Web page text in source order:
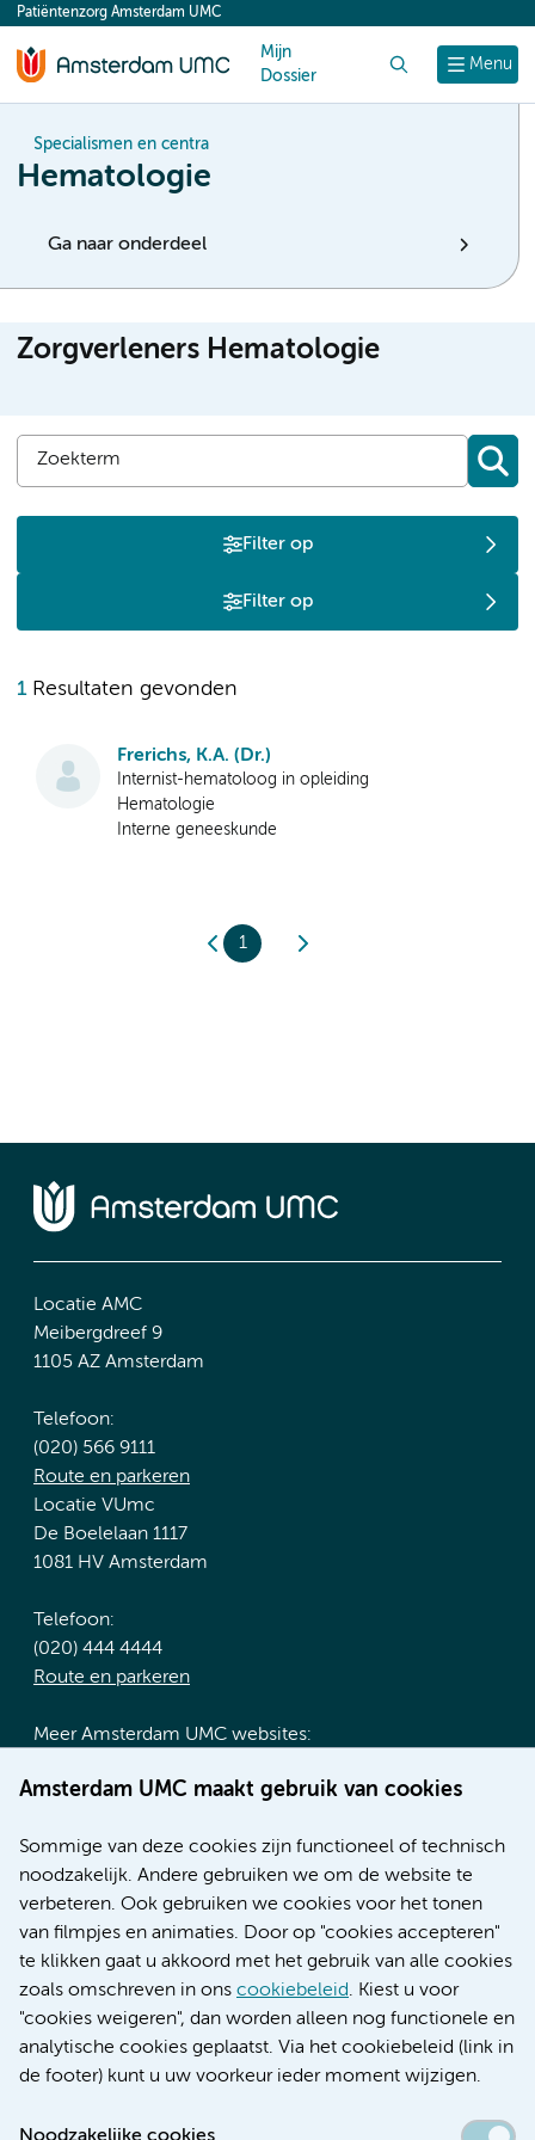
content
Amsterdam UMC maakt gebruik van cookies
Sommige van deze cookies zijn functioneel of technisch
noodzakelijk. Andere gebruiken we om de website te
verbeteren. Ook gebruiken we cookies voor het tonen
van filmpjes en animaties. Door op "cookies accepteren"
te klikken gaat u akkoord met het gebruik van alle cookies
zoals omschreven in ons cookiebeleid. Kiest u voor
"cookies weigeren", dan worden alleen nog functionele en
analytische cookies geplaatst. Via het cookiebeleid (link in
de footer) kunt u uw voorkeur ieder moment wijzigen.
Menu
Patiëntenzorg Amsterdam UMC
Mijn
Dossier
Specialismen en centra
Hematologie
Ga naar onderdeel
Zorgverleners Hematologie
Filter op
Filter op
1Resultaten gevonden
Frerichs, K.A. (Dr.)
Internist-hematoloog in opleiding
Hematologie
Interne geneeskunde
1
Locatie AMC
Meibergdreef 9
1105 AZ Amsterdam
Telefoon:
(020) 566 9111
Route en parkeren
Locatie VUmc
De Boelelaan 1117
1081 HV Amsterdam
Telefoon:
(020) 444 4444
Route en parkeren
Meer Amsterdam UMC websites:
Werken bij Amsterdam UMC
Nieuws
Research
Educatie locatie AMC
Educatie locatie VUmc
Verwijzen & diagnostiek